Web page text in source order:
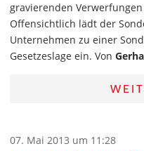
gravierenden
Offensichtlich lädt der
Unternehmen zu einer
Gesetzeslage ein. Von
07. Mai 2013 um 11:28